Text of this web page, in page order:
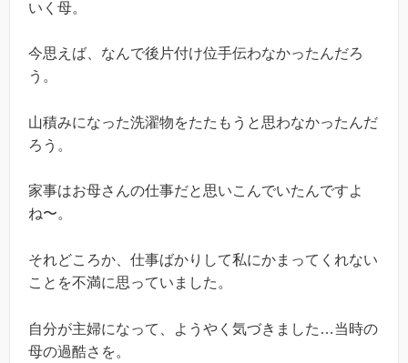
いく母。
今思えば、なんで後片付け位手伝わなかったんだろ
う。
山積みになった洗濯物をたたもうと思わなかったんだ
ろう。
家事はお母さんの仕事だと思いこんでいたんですよ
ね〜。
それどころか、仕事ばかりして私にかまってくれない
ことを不満に思っていました。
自分が主婦になって、ようやく気づきました…当時の
母の過酷さを。